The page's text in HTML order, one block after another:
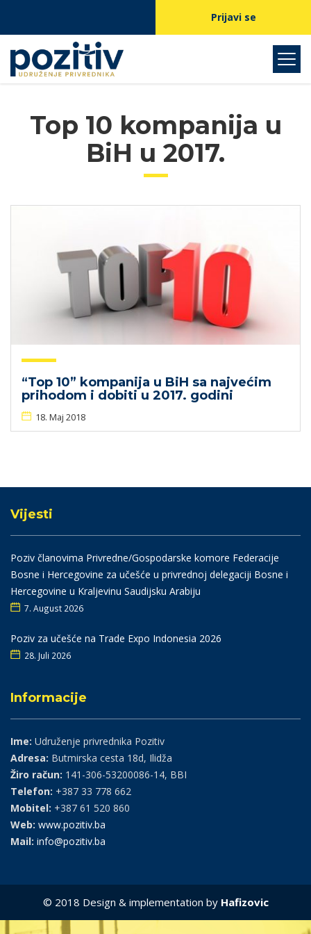
Prijavi se
Top 10 kompanija u
BiH u 2017.
“Top 10” kompanija u BiH sa najvećim
prihodom i dobiti u 2017. godini
18. Maj 2018
Vijesti
Poziv članovima Privredne/Gospodarske komore Federacije
Bosne i Hercegovine za učešće u privrednoj delegaciji Bosne i
Hercegovine u Kraljevinu Saudijsku Arabiju
7. August 2026
Poziv za učešće na Trade Expo Indonesia 2026
28. Juli 2026
Informacije
Ime: Udruženje privrednika Pozitiv
Adresa: Butmirska cesta 18d, Ilidža
Žiro račun: 141-306-53200086-14, BBI
Telefon: +387 33 778 662
Mobitel: +387 61 520 860
Web: www.pozitiv.ba
Mail: info@pozitiv.ba
© 2018 Design & implementation by Hafizovic